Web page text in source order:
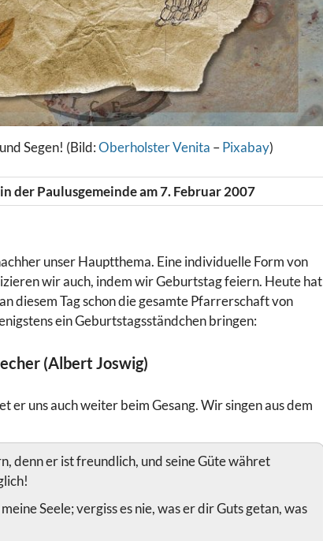
Segen! (Bild:Oberholster Venita –Pixabay)
der Paulusgemeinde am 7. Februar 2007
unser Hauptthema. Eine individuelle Form von
wir auch, indem wir Geburtstag feiern. Heute hat
diesem Tag schon die gesamte Pfarrerschaft von
ein Geburtstagsständchen bringen:
(Albert Joswig)
er uns auch weiter beim Gesang. Wir singen aus dem
denn er ist freundlich, und seine Güte währet
Seele; vergiss es nie, was er dir Guts getan, was